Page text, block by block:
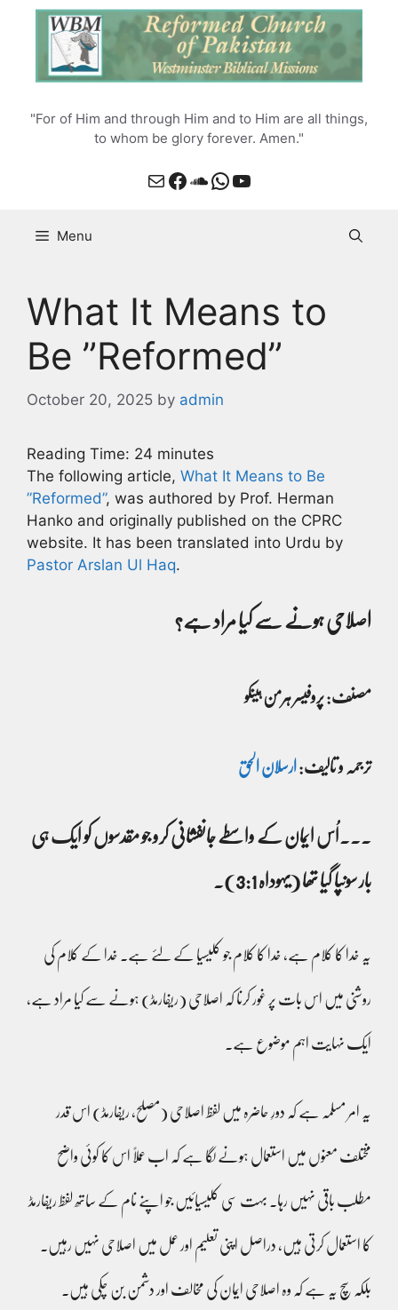
"For of Him and through Him and to Him are all things,
to whom be glory forever. Amen."
MailFacebook
SoundCloud
WhatsApp
YouTube
Menu
What It Means to
Be ”Reformed”
October 20, 2025 by admin
Reading Time: 24 minutes
The following article, What It Means to Be
”Reformed”, was authored by Prof. Herman
Hanko and originally published on the CPRC
website. It has been translated into Urdu by
Pastor Arslan Ul Haq.
اصلاحی ہونے سے کیا مراد ہے؟
مصنف: پروفیسر ہرمن ہینکو
ترجمہ و تالیف:ارسلان الحق
۔۔۔اُس ایمان کے واسطے جانفشانی کرو جو مقدسوں کو ایک ہی
بار سونپا گیا تھا (یہوداہ 3:1)۔
یہ خدا کا کلام ہے، خدا کا کلام جو کلیسیا کے لئے ہے۔ خدا کے کلام کی
روشنی میں اس بات پر غور کرنا کہ اصلاحی (ریفارمڈ) ہونے سے کیا مراد ہے،
ایک نہایت اہم موضوع ہے۔
یہ امر مسلمہ ہے کہ دورِ حاضرہ میں لفظ اصلاحی (مصلح، ریفارمڈ) اس قدر
مختلف معنوں میں استعمال ہونے لگا ہے کہ اب عملاً اس کا کوئی واضح
مطلب باقی نہیں رہا۔ بہت سی کلیسیائیں جو اپنے نام کے ساتھ لفظ ریفارمڈ
کا استعمال کرتی ہیں، دراصل اپنی تعلیم اور عمل میں اصلاحی نہیں رہیں۔
بلکہ سچ یہ ہے کہ وہ اصلاحی ایمان کی مخالف اور دشمن بن چکی ہیں۔